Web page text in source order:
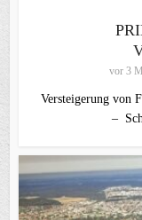
vor 3
Versteigerung von
–